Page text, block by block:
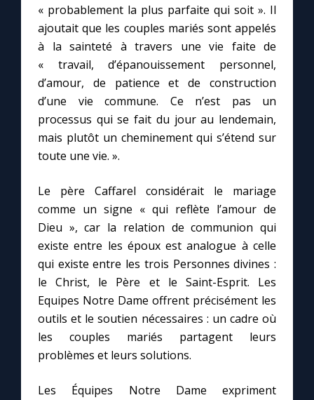
« probablement la plus parfaite qui soit ». Il
ajoutait que les couples mariés sont appelés
à la sainteté à travers une vie faite de
« travail, d’épanouissement personnel,
d’amour, de patience et de construction
d’une vie commune. Ce n’est pas un
processus qui se fait du jour au lendemain,
mais plutôt un cheminement qui s’étend sur
toute une vie. ».
Le père Caffarel considérait le mariage
comme un signe « qui reflète l’amour de
Dieu », car la relation de communion qui
existe entre les époux est analogue à celle
qui existe entre les trois Personnes divines :
le Christ, le Père et le Saint-Esprit. Les
Equipes Notre Dame offrent précisément les
outils et le soutien nécessaires : un cadre où
les couples mariés partagent leurs
problèmes et leurs solutions.
Les Équipes Notre Dame expriment